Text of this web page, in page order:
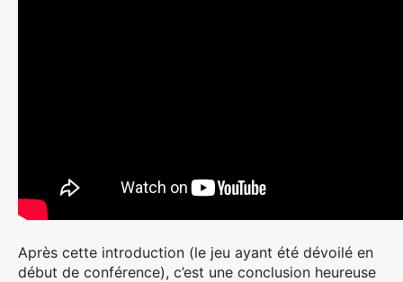
Après cette introduction (le jeu ayant été dévoilé en
début de conférence), c’est une conclusion heureuse